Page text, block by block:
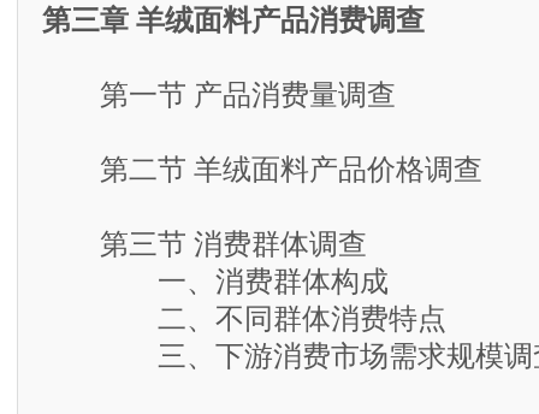
第三章 羊绒面料产品消费调查
第一节 产品消费量调查
第二节 羊绒面料产品价格调查
第三节 消费群体调查
一、消费群体构成
二、不同群体消费特点
三、下游消费市场需求规模调